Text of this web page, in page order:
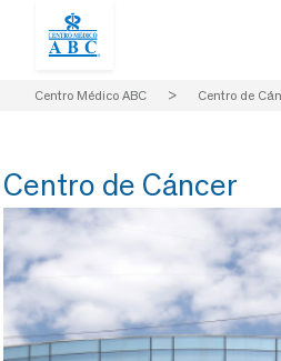
Centro Médico ABC > Centro de
Centro de Cáncer